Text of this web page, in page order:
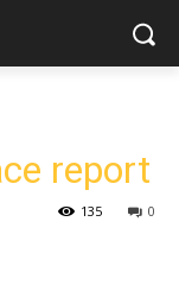
report
0
135